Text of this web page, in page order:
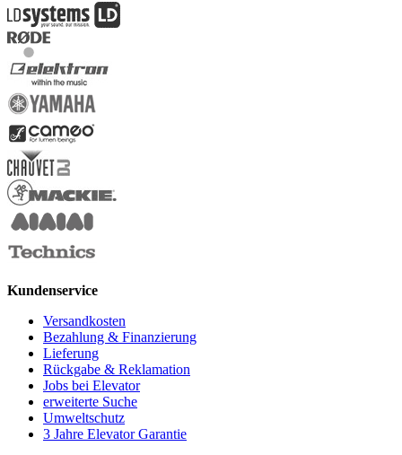
Kundenservice
Versandkosten
Bezahlung & Finanzierung
Lieferung
Rückgabe & Reklamation
Jobs bei Elevator
erweiterte Suche
Umweltschutz
3 Jahre Elevator Garantie